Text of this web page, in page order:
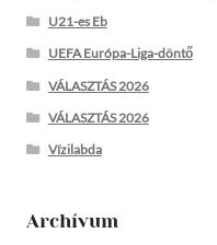
U21-es Eb
UEFA Európa-Liga-döntő
VÁLASZTÁS 2026
VÁLASZTÁS 2026
Vízilabda
Archívum